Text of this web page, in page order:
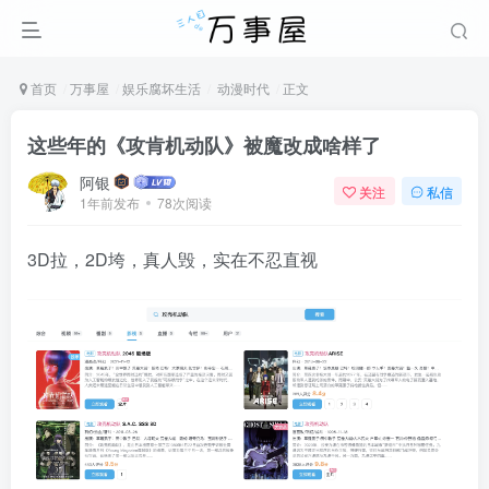
首页 万事屋 娱乐腐坏生活 动漫时代 正文
这些年的《攻肯机动队》被魔改成啥样了
阿银
1年前发布 78次阅读
关注 私信
3D拉，2D垮，真人毁，实在不忍直视